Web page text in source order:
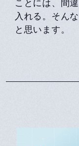
ことには、間
入れる。そん
と思います。